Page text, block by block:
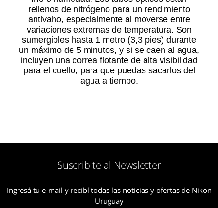
rellenos de nitrógeno para un rendimiento
antivaho, especialmente al moverse entre
variaciones extremas de temperatura. Son
sumergibles hasta 1 metro (3,3 pies) durante
un máximo de 5 minutos, y si se caen al agua,
incluyen una correa flotante de alta visibilidad
para el cuello, para que puedas sacarlos del
agua a tiempo.
Suscribite al Newsletter
Ingresá tu e-mail y recibí todas las noticias y ofertas de Nikon
Uruguay